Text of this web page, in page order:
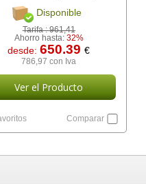
Disponible
Tarifa :961,41
Ahorro hasta: 32%
desde:650.39€
786,97 con Iva
Ver el Producto
Comparar
papel
18 hojas
Subcarpetas
Folio Pte.50
desde:
o
Cartucho
N9K05AE